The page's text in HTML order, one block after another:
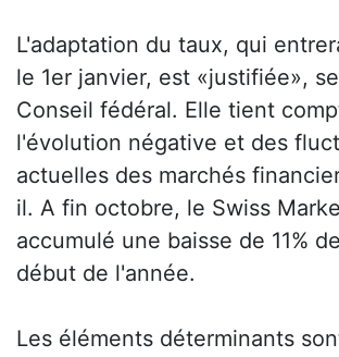
L'adaptation du taux, qui
le 1er janvier, est «justifiée»,
Conseil fédéral. Elle tient
l'évolution négative et des
actuelles des marchés
il. A fin octobre, le Swiss
accumulé une baisse de 11%
début de l'année.
Les éléments déterminants